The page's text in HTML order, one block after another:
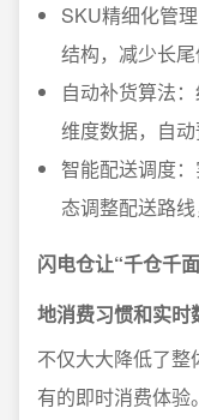
SKU精细化管
结构，减少长尾
自动补货算法
维度数据，自动
智能配送调度
态调整配送路线
闪电仓让“千仓千
地消费习惯和实时
不仅大大降低了
有的即时消费体